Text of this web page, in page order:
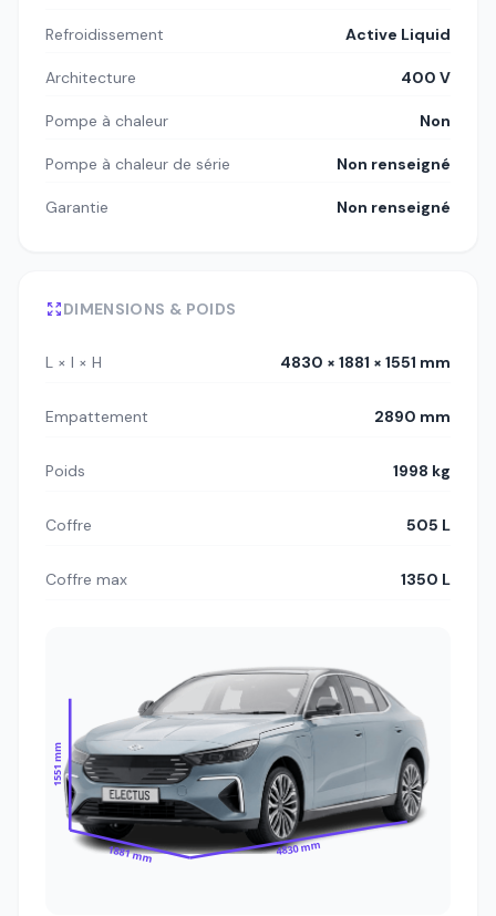
Refroidissement Active Liquid
Architecture 400 V
Pompe à chaleur Non
Pompe à chaleur de série Non renseigné
Garantie Non renseigné
DIMENSIONS & POIDS
L × l × H 4830 × 1881 × 1551 mm
Empattement 2890 mm
Poids 1998 kg
Coffre 505 L
Coffre max 1350 L
1551 mm
1881 mm 4830 mm